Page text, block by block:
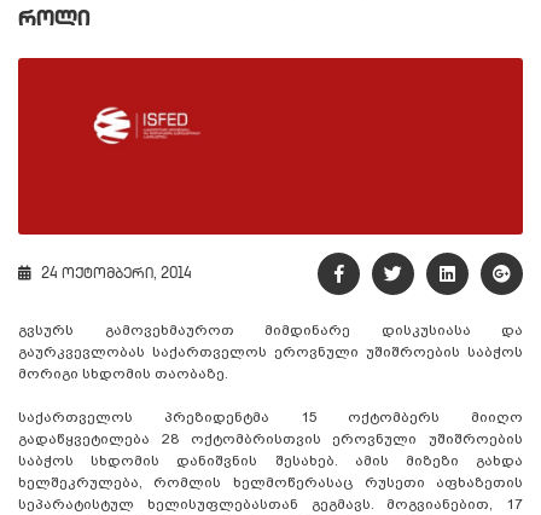
როლი
24 ოქტომბერი, 2014
გვსურს გამოვეხმაუროთ მიმდინარე დისკუსიასა და
გაურკვევლობას საქართველოს ეროვნული უშიშროების საბჭოს
მორიგი სხდომის თაობაზე.
საქართველოს პრეზიდენტმა 15 ოქტომბერს მიიღო
გადაწყვეტილება 28 ოქტომბრისთვის ეროვნული უშიშროების
საბჭოს სხდომის დანიშვნის შესახებ. ამის მიზეზი გახდა
ხელშეკრულება, რომლის ხელმოწერასაც რუსეთი აფხაზეთის
სეპარატისტულ ხელისუფლებასთან გეგმავს. მოგვიანებით, 17